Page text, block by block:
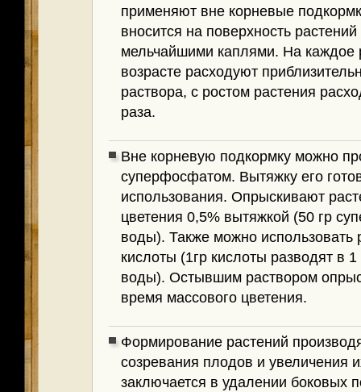
применяют вне корневые
вносится на поверхность
мельчайшими каплями. На каждое
возрасте расходуют
раствора, с ростом растения
раза.
Вне корневую подкормку можно
суперфосфатом. Вытяжку его
использования. Опрыскивают
цветения 0,5% вытяжкой (50 гр
воды). Также можно использовать
кислоты (1гр кислоты разводят в
воды). Остывшим раствором
время массового цветения.
Формирование растений
созревания плодов и увеличения
заключается в удалении боковых